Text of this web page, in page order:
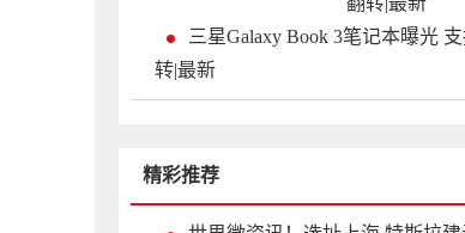
三星Galaxy Book 3笔记本曝光 支
转|最新
精彩推荐